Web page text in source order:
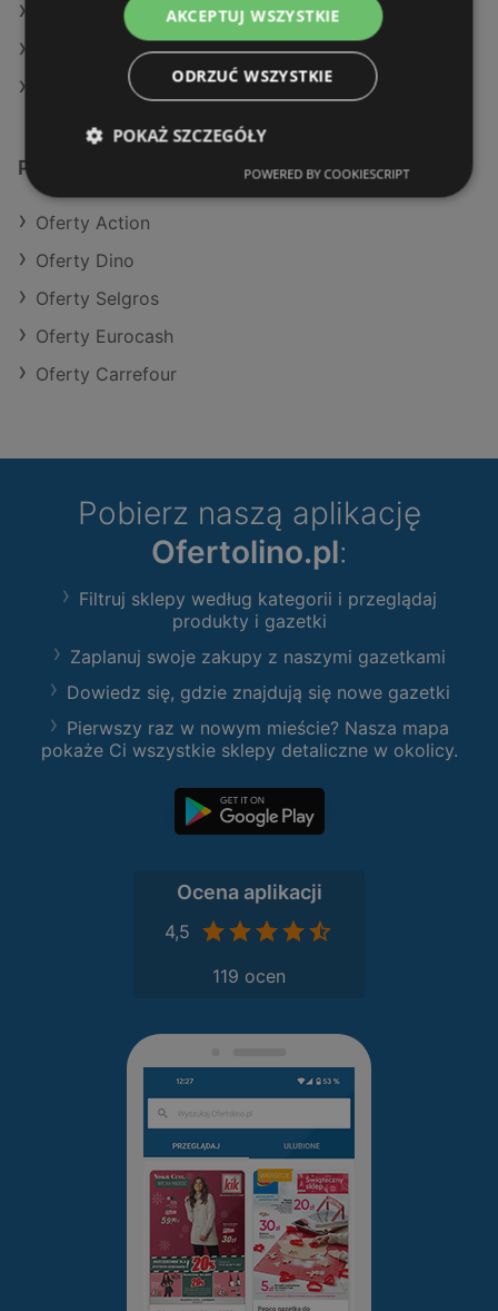
Aktualne gazetki SPAR
Aktualne gazetki Auchan
Sklepy Netto w Międzyzdroje
Podobne sklepy detaliczne
Oferty Action
Oferty Dino
Oferty Selgros
Oferty Eurocash
Oferty Carrefour
Pobierz naszą aplikację
Ofertolino.pl:
Filtruj sklepy według kategorii i przeglądaj
produkty i gazetki
Zaplanuj swoje zakupy z naszymi gazetkami
Dowiedz się, gdzie znajdują się nowe gazetki
Pierwszy raz w nowym mieście? Nasza mapa
pokaże Ci wszystkie sklepy detaliczne w okolicy.
Ocena aplikacji
4,5
119 ocen
AKCEPTUJ WSZYSTKIE
ODRZUĆ WSZYSTKIE
POKAŻ SZCZEGÓŁY
POWERED BY COOKIESCRIPT